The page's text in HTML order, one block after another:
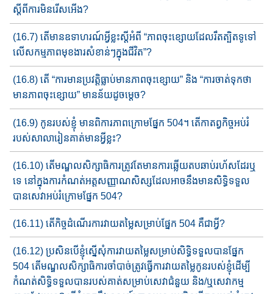
ស្តីពីការមិនរើសអើង?
(16.7) តើមានឧទាហរណ៍​អ្វីខ្លះ​ស្តីអំពី​ “ភាព​ចុះខ្សោយដែល​រឹតត្បិត​ទូទៅ​
លើ​​​​សកម្មភាព​មុខងារសំខាន់ៗ​ក្នុងជីវិត​”?
(16.8) តើ​ “ការ​មានប្រវត្តិ​​ធ្លាប់មានភាព​ចុះ​ខ្សោយ​” និង​ “ការចាត់ទុកថា​
មាន​​​​ភាព​ចុះខ្សោយ​” មានន័យ​ដូចម្តេច​?
(16.9) កូនរបស់ខ្ញុំ​ មានពិការភាព​ក្រោមផ្នែក 504។ តើ​កាតព្វកិច្ច​អប់រំ​
របស់​​សាលារៀនគាត់​មានអ្វីខ្លះ​?
(16.10) តើមណ្ឌលសិក្សាធិការ​​ត្រូវតែ​មានការឆ្លើយតបឆាប់រហ័ស​​ដែរឬ​
ទេ នៅក្នុងការ​កំណត់​អត្តសញ្ញាណ​សិស្ស​ដែល​​អាច​នឹង​មាន​សិទ្ធិ​ទទួល​​
បានសេវាអប់រំ​ក្រោមផ្នែក​ 504?
(16.11) តើ​កិច្ច​ដំណើរការ​វាយតម្លៃ​​សម្រាប់ផ្នែក​ 504 គឺជា​អ្វី​​?
(16.12) ប្រសិនបើខ្ញុំស្នើសុំ​ការវាយតម្លៃ​សម្រាប់​សិទ្ធិទទួលបានផ្នែក​
504 តើ​​មណ្ឌលសិក្សាធិការ​ចាំបាច់ត្រូវ​ធ្វើការ​វាយ​តម្លៃ​កូនរបស់ខ្ញុំ​ដើម្បី​
កំណត់​​សិទ្ធិទទួលបានរបស់គាត់​សម្រាប់សេវាជំនួយ និង/ឬ​សេវាកម្ម​